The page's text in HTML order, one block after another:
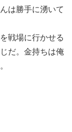
は勝手に湧いて
戦場に行かせる
だ。金持ちは俺